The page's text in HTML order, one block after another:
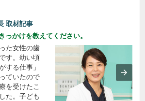
取材記事
かけを教えてください。
た女性の歯
す。幼い頃
する仕事」
ていたので
を受けたこ
た。子ども